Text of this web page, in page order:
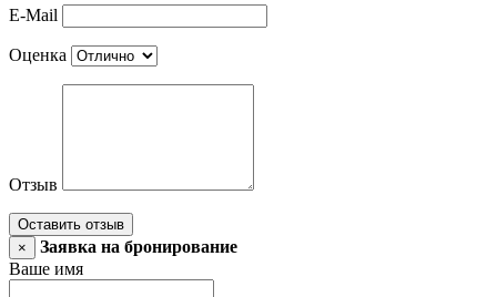
E-Mail
Оценка
Отзыв
Оставить отзыв
×
Заявка на бронирование
Ваше имя